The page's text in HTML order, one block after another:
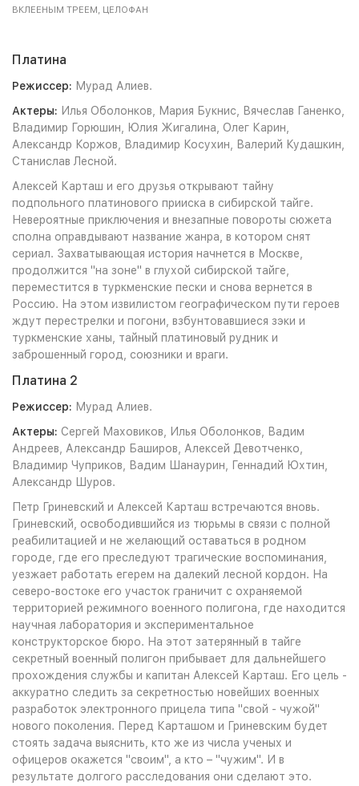
ВКЛЕЕНЫМ ТРЕЕМ, ЦЕЛОФАН
Платина
Режиссер: Мурад Алиев.
Актеры: Илья Оболонков, Мария Букнис, Вячеслав Ганенко,
Владимир Горюшин, Юлия Жигалина, Олег Карин,
Александр Коржов, Владимир Косухин, Валерий Кудашкин,
Станислав Лесной.
Алексей Карташ и его друзья открывают тайну
подпольного платинового прииска в сибирской тайге.
Невероятные приключения и внезапные повороты сюжета
сполна оправдывают название жанра, в котором снят
сериал. Захватывающая история начнется в Москве,
продолжится "на зоне" в глухой сибирской тайге,
переместится в туркменские пески и снова вернется в
Россию. На этом извилистом географическом пути героев
ждут перестрелки и погони, взбунтовавшиеся зэки и
туркменские ханы, тайный платиновый рудник и
заброшенный город, союзники и враги.
Платина 2
Режиссер: Мурад Алиев.
Актеры: Сергей Маховиков, Илья Оболонков, Вадим
Андреев, Александр Баширов, Алексей Девотченко,
Владимир Чуприков, Вадим Шанаурин, Геннадий Юхтин,
Александр Шуров.
Петр Гриневский и Алексей Карташ встречаются вновь.
Гриневский, освободившийся из тюрьмы в связи с полной
реабилитацией и не желающий оставаться в родном
городе, где его преследуют трагические воспоминания,
уезжает работать егерем на далекий лесной кордон. На
северо-востоке его участок граничит с охраняемой
территорией режимного военного полигона, где находится
научная лаборатория и экспериментальное
конструкторское бюро. На этот затерянный в тайге
секретный военный полигон прибывает для дальнейшего
прохождения службы и капитан Алексей Карташ. Его цель -
аккуратно следить за секретностью новейших военных
разработок электронного прицела типа "свой - чужой"
нового поколения. Перед Карташом и Гриневским будет
стоять задача выяснить, кто же из числа ученых и
офицеров окажется "своим", а кто – "чужим". И в
результате долгого расследования они сделают это.